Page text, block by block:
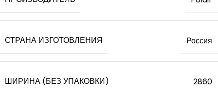
СТРАНА ИЗГОТОВЛЕНИЯ Россия
ШИРИНА (БЕЗ УПАКОВКИ) 2860